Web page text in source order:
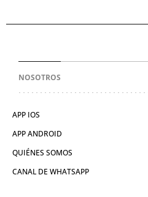
NOSOTROS
APP IOS
APP ANDROID
QUIÉNES SOMOS
CANAL DE WHATSAPP